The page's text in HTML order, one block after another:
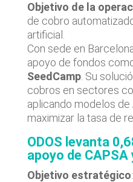
Objetivo de la
de cobro
artificial.
Con sede en
apoyo de fondos
SeedCamp. Su
cobros en sectores
aplicando modelos de
maximizar la tasa de
ODOS levanta
apoyo de CAPSA
Objetivo estratégico